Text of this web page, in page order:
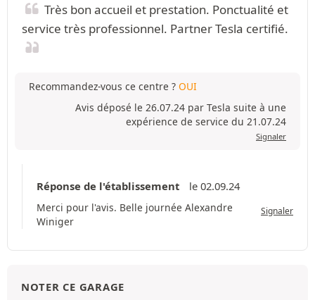
Très bon accueil et prestation. Ponctualité et
service très professionnel. Partner Tesla certifié.
Recommandez-vous ce centre ? OUI
Avis déposé le 26.07.24 par Tesla suite à une
expérience de service du 21.07.24
Signaler
Réponse de l'établissement le 02.09.24
Merci pour l'avis. Belle journée Alexandre
Winiger
Signaler
NOTER CE GARAGE